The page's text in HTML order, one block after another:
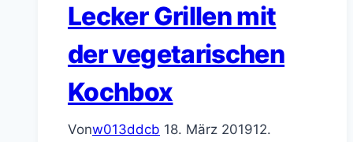
Lecker Grillen mit
der vegetarischen
Kochbox
Vonw013ddcb 18. März 201912.